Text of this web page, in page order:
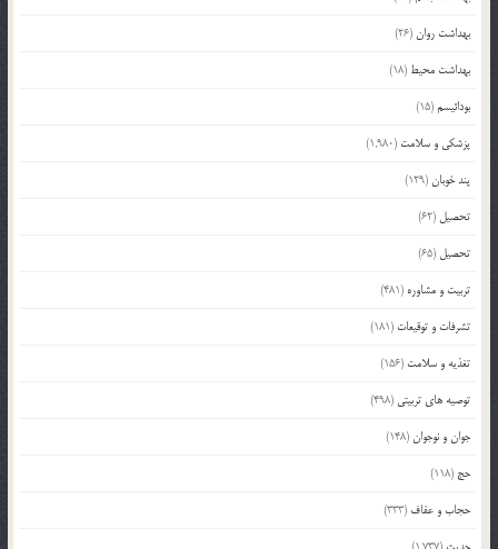
بهداشت روان(26)
بهداشت محیط (18)
بودائیسم(15)
پزشکی و سلامت (1,980)
پند خوبان(129)
تحصیل (62)
تحصیل (65)
تربیت و مشاوره (481)
تشرفات و توقیعات (181)
تغذیه و سلامت (156)
توصیه های تربیتی (498)
جوان و نوجوان(148)
حج (118)
حجاب و عفاف (333)